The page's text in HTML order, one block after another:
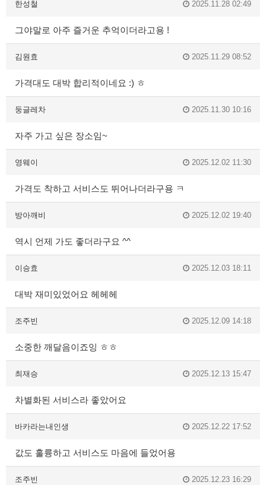
한성철 2025.11.28 02:49
그야말로 아주 즐거운 추억이더라고용 !
김원효 2025.11.29 08:52
가격대도 대박 합리적이네요 :) ㅎ
둥글레차 2025.11.30 10:16
자주 가고 싶은 장소임~
영웨이 2025.12.02 11:30
가격도 착하고 서비스도 뛰어나더라구용 ㅋ
방아깨비 2025.12.02 19:40
역시 언제 가도 좋더라구요 ^^
이승효 2025.12.03 18:11
대박 재미있었어요 헤헤헤
조주빈 2025.12.09 14:18
소중한 깨달음이죠잉 ㅎㅎ
최재승 2025.12.13 15:47
차별화된 서비스라 좋았어요
바카라는내인생 2025.12.22 17:52
값도 훌륭하고 서비스도 마음에 들었어용
조주빈 2025.12.23 16:29